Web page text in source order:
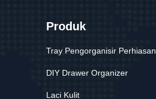
Produk
Tray Pengorganisir Perhiasan
DIY Drawer Organizer
Laci Kulit